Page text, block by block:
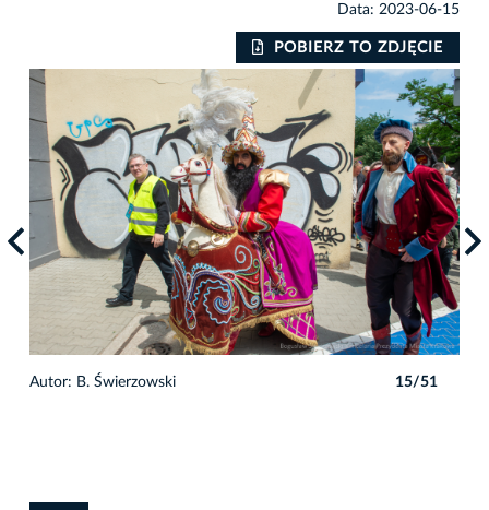
Data: 2023-06-15
POBIERZ TO ZDJĘCIE
Autor: B. Świerzowski 15/51